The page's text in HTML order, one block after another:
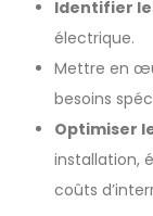
Identifier
électrique.
Mettre en
besoins
Optimiser
installation,
coûts